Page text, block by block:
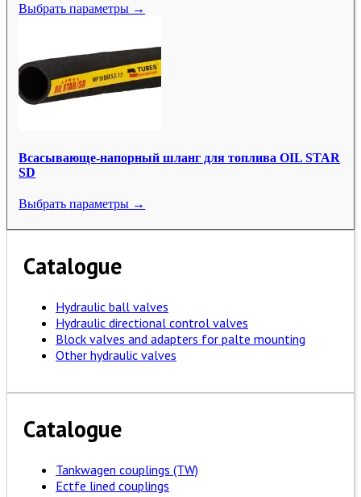
Выбрать параметры →
Всасывающе-напорный шланг для топлива OIL STAR
SD
Выбрать параметры →
Catalogue
Hydraulic ball valves
Hydraulic directional control valves
Block valves and adapters for palte mounting
Other hydraulic valves
Catalogue
Tankwagen couplings (TW)
Ectfe lined couplings